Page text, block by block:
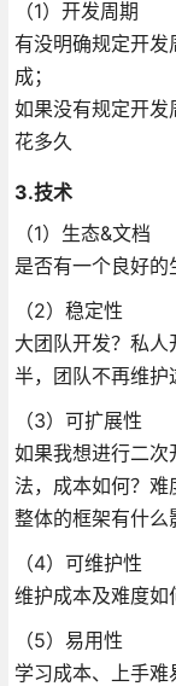
（1）开发周期
有没明确规定开
成；
如果没有规定开
花多久
3.技术
（1）生态&文档
是否有一个良好
（2）稳定性
大团队开发？私
半，团队不再维护
（3）可扩展性
如果我想进行二次
法，成本如何？
整体的框架有什么
（4）可维护性
维护成本及难度如
（5）易用性
学习成本、上手